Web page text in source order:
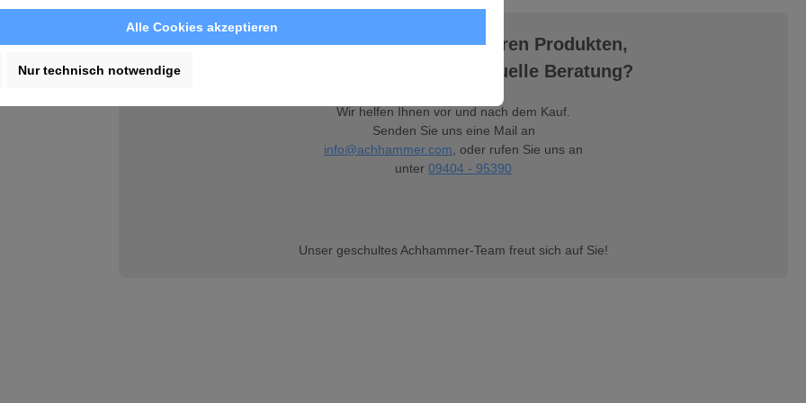
Sie haben Fragen zu unseren Produkten,
oder möchten eine individuelle Beratung?
Wir helfen Ihnen vor und nach dem Kauf.
Senden Sie uns eine Mail an
info@achhammer.com , oder rufen Sie uns an
unter 09404 - 95390
Unser geschultes Achhammer-Team freut sich auf Sie!
Alle Cookies akzeptieren
Nur technisch notwendige